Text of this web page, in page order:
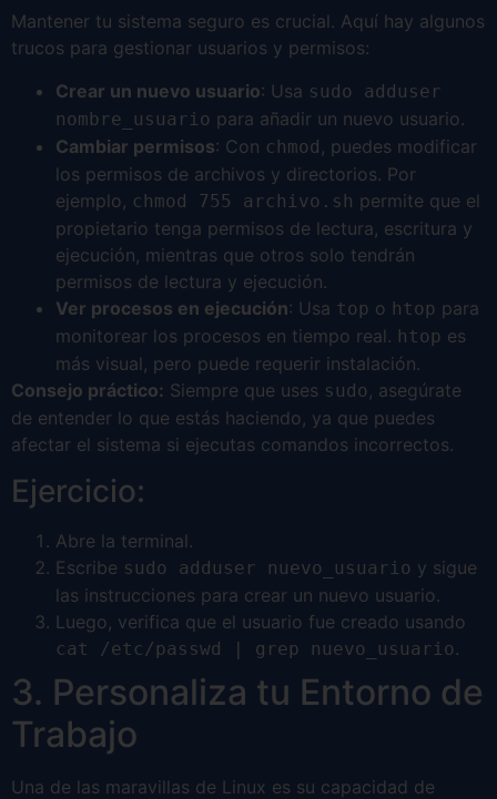
Mantener tu sistema seguro es crucial. Aquí hay algunos
trucos para gestionar usuarios y permisos:
Crear un nuevo usuario: Usa sudo adduser
nombre_usuario para añadir un nuevo usuario.
Cambiar permisos: Con chmod
, puedes modificar
los permisos de archivos y directorios. Por
ejemplo,
chmod 755 archivo.sh permite que el
propietario tenga permisos de lectura, escritura y
ejecución, mientras que otros solo tendrán
permisos de lectura y ejecución.
Ver procesos en ejecución: Usa top o htop para
monitorear los procesos en tiempo real. htop es
más visual, pero puede requerir instalación.
Consejo práctico: Siempre que uses sudo
, asegúrate
de entender lo que estás haciendo, ya que puedes
afectar el sistema si ejecutas comandos incorrectos.
Ejercicio:
Abre la terminal.
Escribe sudo adduser nuevo_usuario y sigue
las instrucciones para crear un nuevo usuario.
Luego, verifica que el usuario fue creado usando
cat /etc/passwd | grep nuevo_usuario .
3. Personaliza tu Entorno de
Trabajo
Una de las maravillas de Linux es su capacidad de